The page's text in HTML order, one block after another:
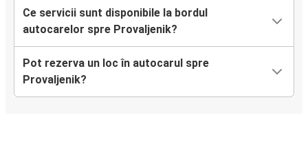
Ce servicii sunt disponibile la bordul
autocarelor spre Provaljenik?
Pot rezerva un loc în autocarul spre
Provaljenik?